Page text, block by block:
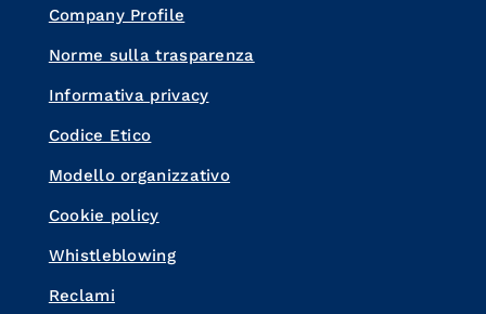
Company Profile
Norme sulla trasparenza
Informativa privacy
Codice Etico
Modello organizzativo
Cookie policy
Whistleblowing
Reclami